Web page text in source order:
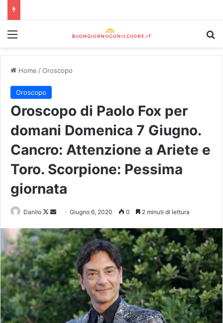
Home /Oroscopo
Oroscopo
Oroscopo di Paolo Fox per
domani Domenica 7 Giugno.
Cancro: Attenzione a Ariete e
Toro. Scorpione: Pessima
giornata
Danilo Giugno 6, 2020 0 2 minuti di lettura